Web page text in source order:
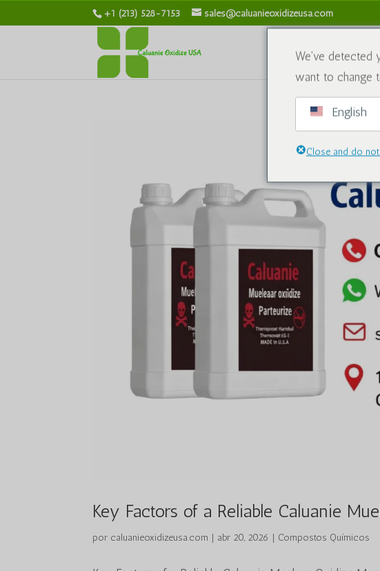
+1 (213) 528-7153 sales@caluanieoxidizeusa.com
Sobre nós
Key Factors of a Reliable Caluanie
por caluanieoxidizeusa.com abr 20, 2026 Compostos Químicos
We've detected
want to change
English
Close and do